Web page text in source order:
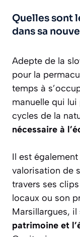
Quelles sont
dans sa
Adepte de la
pour la
temps à
manuelle qui
cycles de la
nécessaire à
Il est
valorisation de
travers ses
locaux ou son
Marsillargues, il
patrimoine et